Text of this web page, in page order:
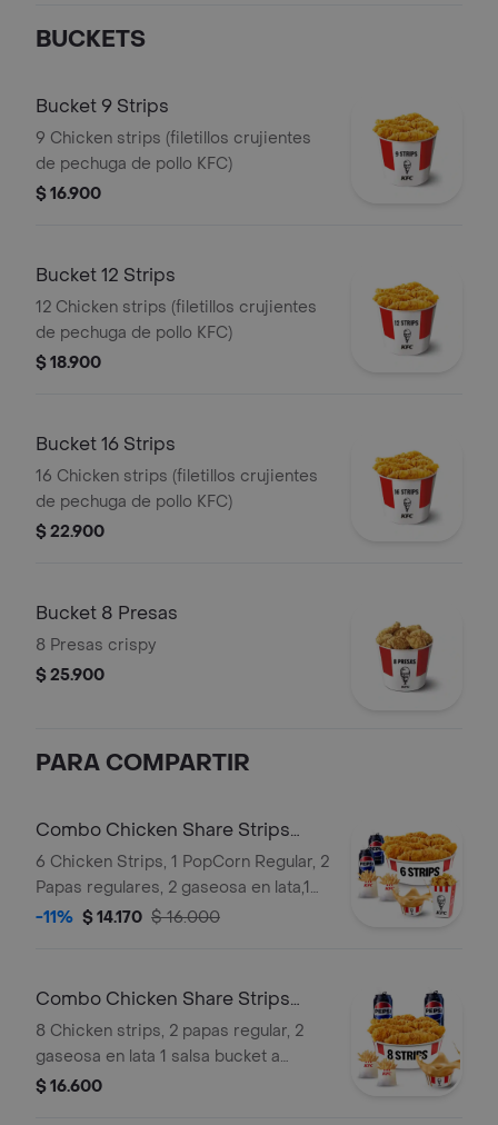
BUCKETS
Bucket 9 Strips
9 Chicken strips (filetillos crujientes
de pechuga de pollo KFC)
$ 16.900
Bucket 12 Strips
12 Chicken strips (filetillos crujientes
de pechuga de pollo KFC)
$ 18.900
Bucket 16 Strips
16 Chicken strips (filetillos crujientes
de pechuga de pollo KFC)
$ 22.900
Bucket 8 Presas
8 Presas crispy
$ 25.900
PARA COMPARTIR
Combo Chicken Share Strips
Pop Salsa
6 Chicken Strips, 1 PopCorn Regular, 2
Papas regulares, 2 gaseosa en lata,1
bucket salsa a eleccion
-11% $ 14.170 $ 16.000
Combo Chicken Share Strips
Salsa
8 Chicken strips, 2 papas regular, 2
gaseosa en lata 1 salsa bucket a
eleccion
$ 16.600